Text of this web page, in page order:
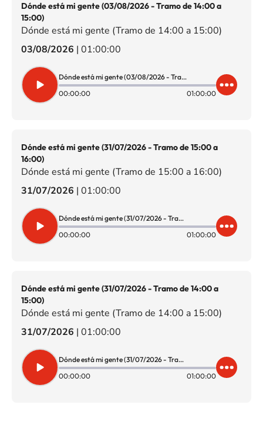
Dónde está mi gente (03/08/2026 - Tramo de 14:00 a
15:00)
Dónde está mi gente (Tramo de 14:00 a 15:00)
03/08/2026 | 01:00:00
Dónde está mi gente (03/08/2026 - Tramo de 14:00 a 15:00)
00:00:00
01:00:00
Dónde está mi gente (31/07/2026 - Tramo de 15:00 a
16:00)
Dónde está mi gente (Tramo de 15:00 a 16:00)
31/07/2026 | 01:00:00
Dónde está mi gente (31/07/2026 - Tramo de 15:00 a 16:00)
00:00:00
01:00:00
Dónde está mi gente (31/07/2026 - Tramo de 14:00 a
15:00)
Dónde está mi gente (Tramo de 14:00 a 15:00)
31/07/2026 | 01:00:00
Dónde está mi gente (31/07/2026 - Tramo de 14:00 a 15:00)
00:00:00
01:00:00